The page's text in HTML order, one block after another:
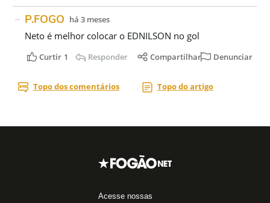
Acesse nossas